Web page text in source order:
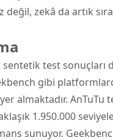
zekâ da artık
test sonuçları
gibi
almaktadır.
1.950.000
sunuyor.